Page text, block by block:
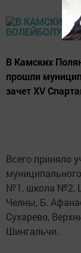
В Камских
прошли
зачет XV
Всего приняло
№1, школа №2,
Челны, Б.
Сухарево,
Шингальчи.